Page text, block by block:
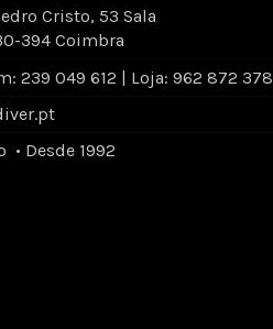
Cristo, 53 Sala
394 Coimbra
239 049 612 | Loja: 962 872 378
• Desde 1992